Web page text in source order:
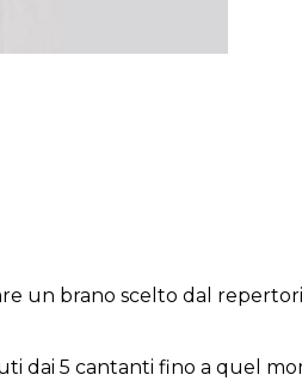
un brano scelto dal
dai 5 cantanti fino a quel